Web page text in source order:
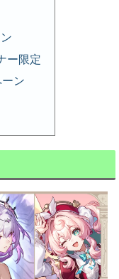
ー限定
ン